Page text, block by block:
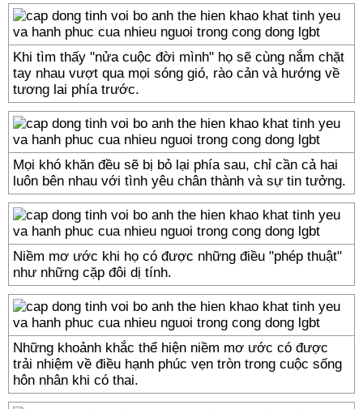
Khi tìm thấy "nửa cuộc đời mình" họ sẽ cùng nắm chặt
tay nhau vượt qua mọi sóng gió, rào cản và hướng về
tương lai phía trước.
Mọi khó khăn đều sẽ bị bỏ lại phía sau, chỉ cần cả hai
luôn bên nhau với tình yêu chân thành và sự tin tưởng.
Niềm mơ ước khi họ có được những điều "phép thuật"
như những cặp đôi dị tính.
Những khoảnh khắc thể hiện niềm mơ ước có được
trải nhiệm về điều hạnh phúc vẹn tròn trong cuộc sống
hôn nhân khi có thai.